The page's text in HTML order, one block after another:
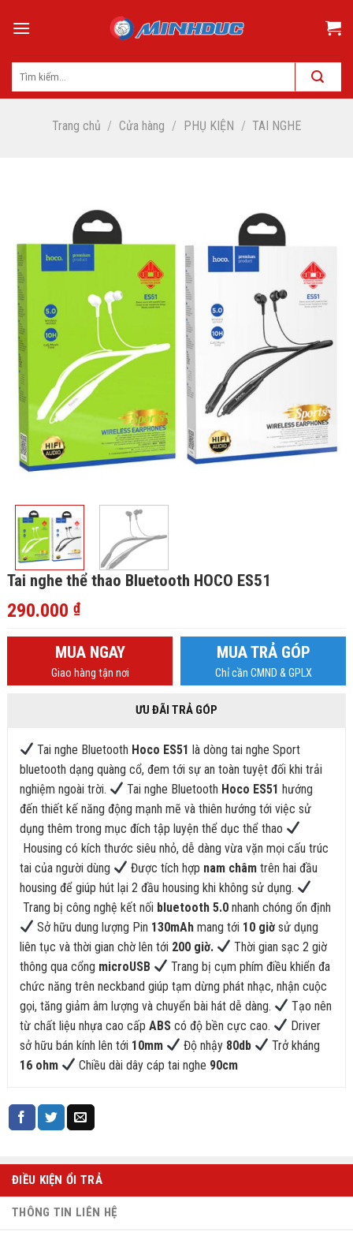
Trang chủ / Cửa hàng / PHỤ KIỆN / TAI NGHE
Tai nghe thể thao Bluetooth HOCO ES51
290.000 ₫
MUA NGAY
Giao hàng tận nơi
MUA TRẢ GÓP
Chỉ cần CMND & GPLX
ƯU ĐÃI TRẢ GÓP
Tai nghe Bluetooth Hoco ES51là dòng tai nghe Sport
bluetooth dạng quàng cổ, đem tới sự an toàn tuyệt đối khi trải
nghiệm ngoài trời.
Tai nghe Bluetooth Hoco ES51 hướng
đến thiết kế năng động mạnh mẽ và thiên hướng tới việc sử
dụng thêm trong mục đích tập luyện thể dục thể thao
Housing có kích thước siêu nhỏ, dễ dàng vừa vặn mọi cấu trúc
tai của người dùng
Được tích hợp nam châm trên hai đầu
housing để giúp hút lại 2 đầu housing khi không sử dụng.
Trang bị công nghệ kết nối bluetooth 5.0 nhanh chóng ổn định
Sở hữu dung lượng Pin 130mAh mang tới 10 giờ sử dụng
liên tục và thời gian chờ lên tới 200 giờ.
Thời gian sạc 2 giờ
thông qua cổng microUSB
Trang bị cụm phím điều khiển đa
chức năng trên neckband giúp tạm dừng phát nhạc, nhận cuộc
gọi, tăng giảm âm lượng và chuyển bài hát dễ dàng.
Tạo nên
từ chất liệu nhựa cao cấp ABS có độ bền cực cao.
Driver
sở hữu bán kính lên tới 10mm Độ nhậy 80db
Trở kháng
16 ohm
Chiều dài dây cáp tai nghe 90cm
ĐIỀU KIỆN ỔI TRẢ
THÔNG TIN LIÊN HỆ